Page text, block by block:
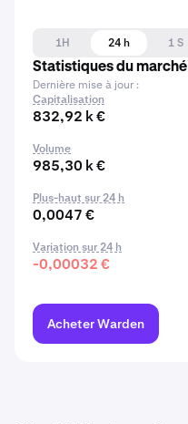
1H 24 h 1 S
Statistiques du marché
Dernière mise à jour :
Capitalisation
832,92 k €
Volume
985,30 k €
Plus-haut sur 24 h
0,0047 €
Variation sur 24 h
-0,00032 €
Acheter Warden